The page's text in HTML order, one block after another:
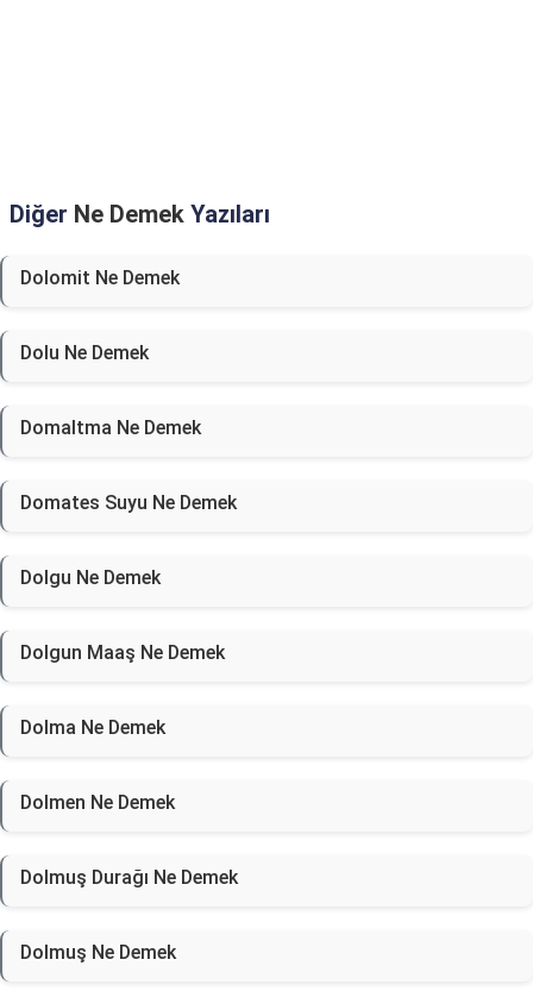
Diğer Ne Demek Yazıları
Dolomit Ne Demek
Dolu Ne Demek
Domaltma Ne Demek
Domates Suyu Ne Demek
Dolgu Ne Demek
Dolgun Maaş Ne Demek
Dolma Ne Demek
Dolmen Ne Demek
Dolmuş Durağı Ne Demek
Dolmuş Ne Demek